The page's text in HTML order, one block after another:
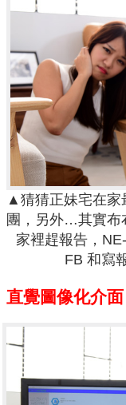
▲猜猜正妹宅在家
團，另外…其實布
家裡趕報告，
FB 和寫
直覺圖像化介